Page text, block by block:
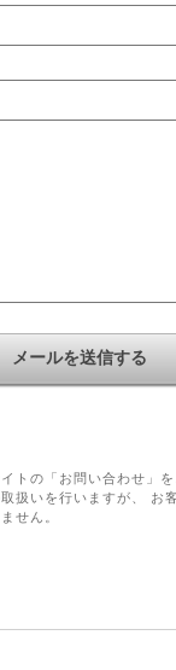
トの「お問い合わせ」
扱いを行いますが、 お
せん。